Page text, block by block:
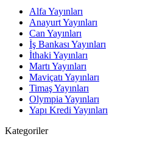
Alfa Yayınları
Anayurt Yayınları
Can Yayınları
İş Bankası Yayınları
İthaki Yayınları
Martı Yayınları
Maviçatı Yayınları
Timaş Yayınları
Olympia Yayınları
Yapı Kredi Yayınları
Kategoriler